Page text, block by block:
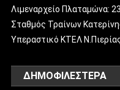
Λιμεναρχείο Πλαταμώνα:
Σταθμός Τραίνων
Υπεραστικό ΚΤΕΛ
ΔΗΜΟΦΙΛΈΣΤΕΡΑ